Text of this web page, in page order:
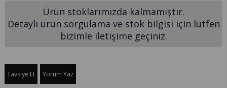
Ürün stoklarımızda kalmamıştır.
Detaylı ürün sorgulama ve stok bilgisi için lütfen
bizimle iletişime geçiniz.
Tavsiye Et Yorum Yaz